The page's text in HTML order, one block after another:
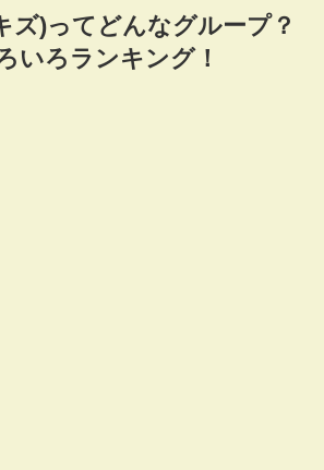
ズ)ってどんなグループ？
いろランキング！